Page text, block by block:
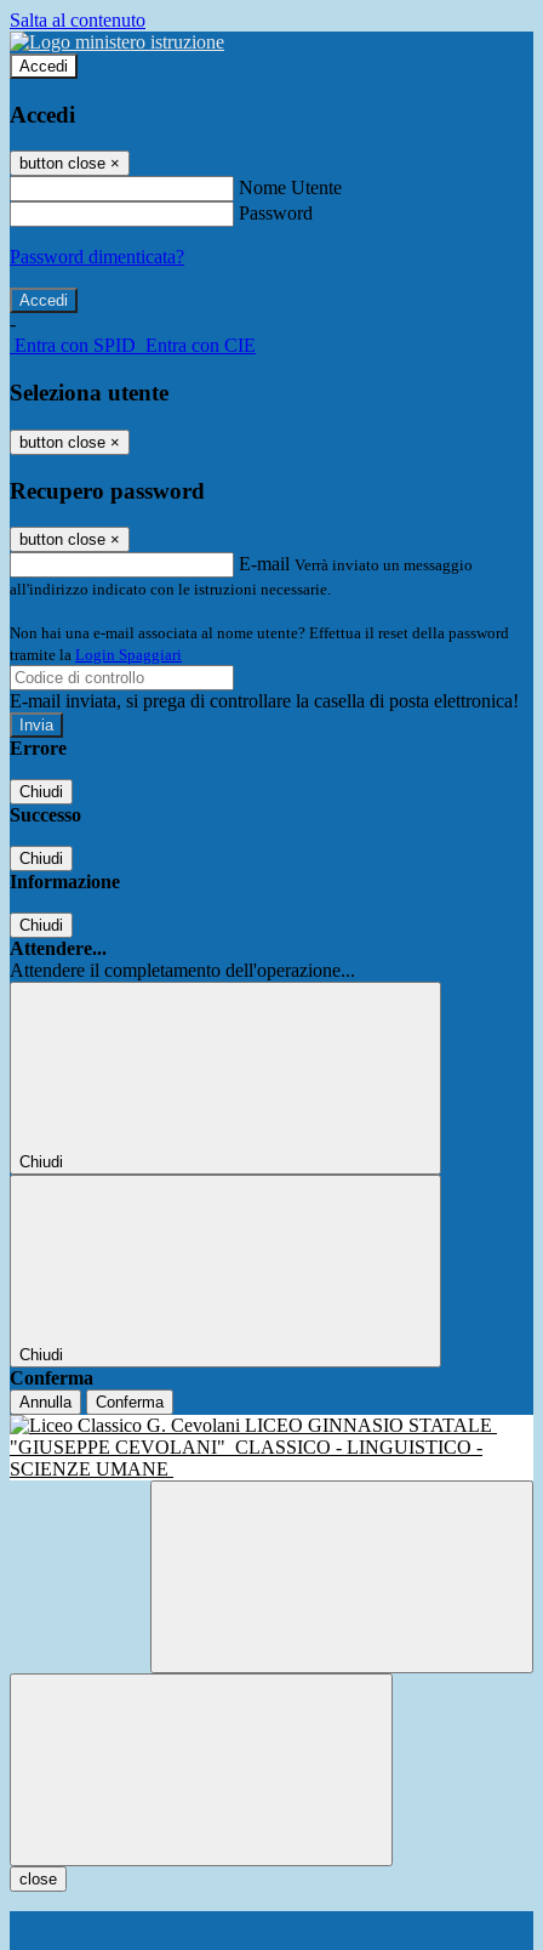
Salta al contenuto
Accedi
Accedi
button close ×
Nome Utente
Password
Password dimenticata?
-
Entra con SPID Entra con CIE
Seleziona utente
button close ×
Recupero password
button close ×
E-mail Verrà inviato un messaggio
all'indirizzo indicato con le istruzioni necessarie.
Non hai una e-mail associata al nome utente? Effettua il reset della password
tramite la Login Spaggiari
E-mail inviata, si prega di controllare la casella di posta elettronica!
Errore
Chiudi
Successo
Chiudi
Informazione
Chiudi
Attendere...
Attendere il completamento dell'operazione...
Chiudi
Chiudi
Conferma
Annulla Conferma
LICEO GINNASIO STATALE
"GIUSEPPE CEVOLANI" CLASSICO - LINGUISTICO -
SCIENZE UMANE
close